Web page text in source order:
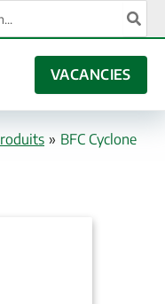
VACANCIES
» BFC Cyclone